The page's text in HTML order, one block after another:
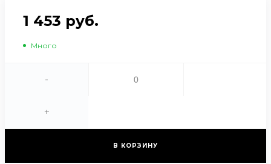
1 453 руб.
Много
-
+
В КОРЗИНУ